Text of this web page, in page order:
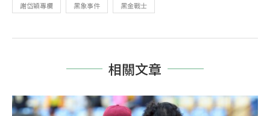
謝岱穎專欄 黑象事件 黑金戰士
相關文章